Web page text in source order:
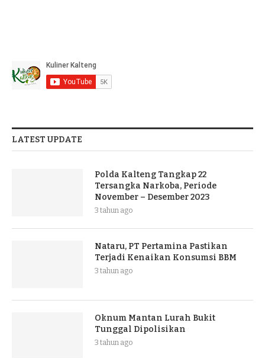
LATEST UPDATE
Polda Kalteng Tangkap 22
Tersangka Narkoba, Periode
November – Desember 2023
3 tahun ago
Nataru, PT Pertamina Pastikan
Terjadi Kenaikan Konsumsi BBM
3 tahun ago
Oknum Mantan Lurah Bukit
Tunggal Dipolisikan
3 tahun ago